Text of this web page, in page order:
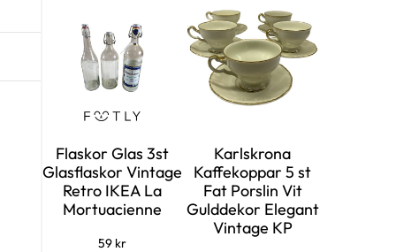
Flaskor Glas 3st
Glasflaskor Vintage
Retro IKEA La
Mortuacienne
59 kr
Karlskrona
Kaffekoppar 5 st
Fat Porslin Vit
Gulddekor Elegant
Vintage KP